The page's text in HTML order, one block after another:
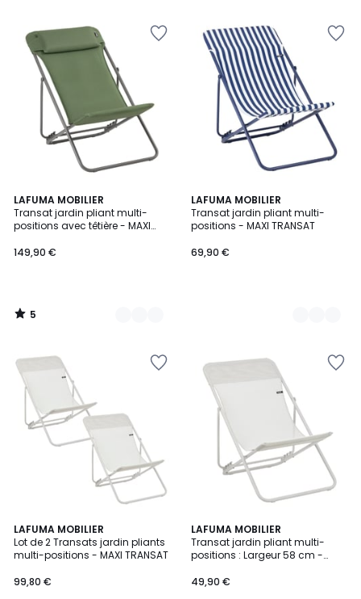
LAFUMA MOBILIER
Transat jardin pliant multi-
positions avec têtière - MAXI
149,90 €
5
/
5
4
Couleurs
5
/
LAFUMA MOBILIER
Transat jardin pliant multi-
positions - MAXI TRANSAT
69,90 €
2
Couleurs
LAFUMA MOBILIER
Lot de 2 Transats jardin pliants
multi-positions - MAXI TRANSAT
99,80 €
LAFUMA MOBILIER
Transat jardin pliant multi-
positions : Largeur 58 cm -
49,90 €
4,5
/ 5